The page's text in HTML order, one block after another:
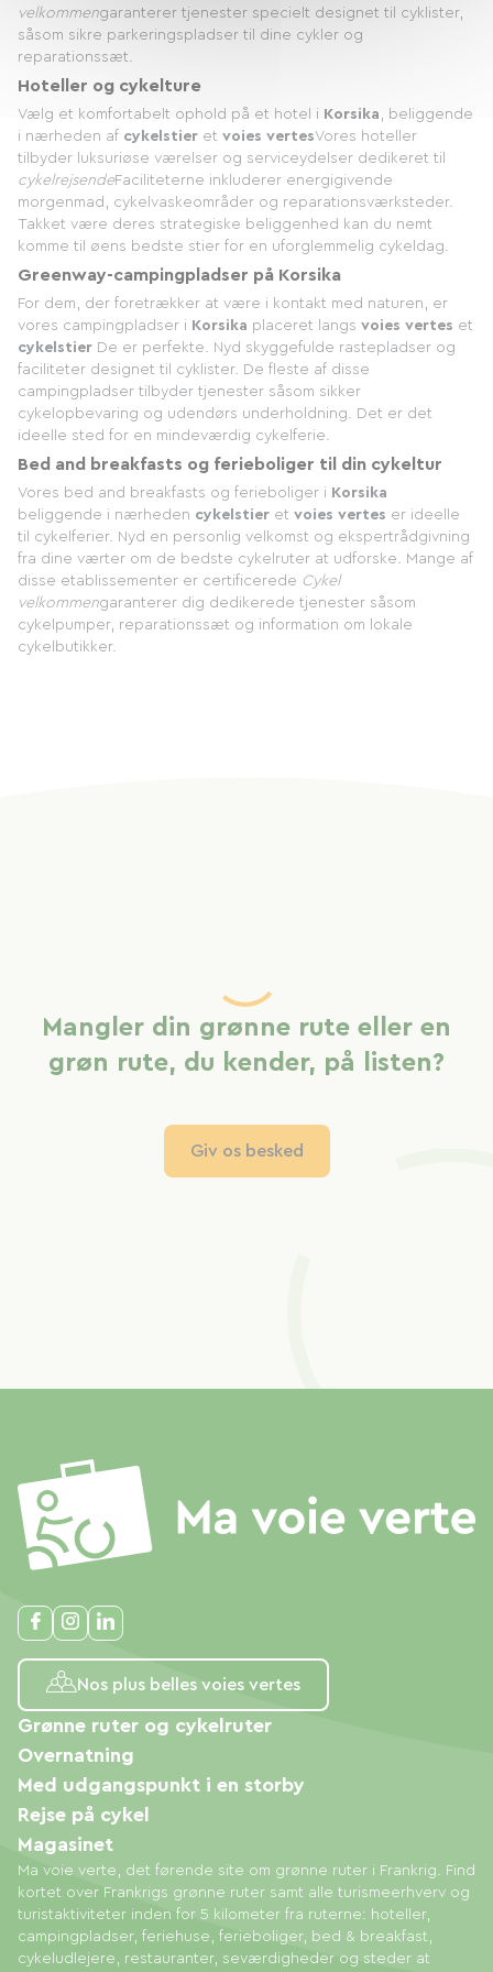
velkommengaranterer tjenester specielt designet til cyklister,
såsom sikre parkeringspladser til dine cykler og
reparationssæt.
Hoteller og cykelture
Vælg et komfortabelt ophold på et hotel i Korsika , beliggende
i nærheden af cykelstier et voies vertesVores hoteller
tilbyder luksuriøse værelser og serviceydelser dedikeret til
cykelrejsendeFaciliteterne inkluderer energigivende
morgenmad, cykelvaskeområder og reparationsværksteder.
Takket være deres strategiske beliggenhed kan du nemt
komme til øens bedste stier for en uforglemmelig cykeldag.
Greenway-campingpladser på Korsika
For dem, der foretrækker at være i kontakt med naturen, er
vores campingpladser i Korsika placeret langs voies vertes et
cykelstier De er perfekte. Nyd skyggefulde rastepladser og
faciliteter designet til cyklister. De fleste af disse
campingpladser tilbyder tjenester såsom sikker
cykelopbevaring og udendørs underholdning. Det er det
ideelle sted for en mindeværdig cykelferie.
Bed and breakfasts og ferieboliger til din cykeltur
Vores bed and breakfasts og ferieboliger i Korsika
beliggende i nærheden cykelstier et voies vertes er ideelle
til cykelferier. Nyd en personlig velkomst og ekspertrådgivning
fra dine værter om de bedste cykelruter at udforske. Mange af
disse etablissementer er certificerede Cykel
velkommengaranterer dig dedikerede tjenester såsom
cykelpumper, reparationssæt og information om lokale
cykelbutikker.
Mangler din grønne rute eller en
grøn rute, du kender, på listen?
Giv os besked
Nos plus belles voies vertes
Ma voie verte, det førende site om grønne ruter i Frankrig. Find
kortet over Frankrigs grønne ruter samt alle turismeerhverv og
turistaktiviteter inden for 5 kilometer fra ruterne: hoteller,
campingpladser, feriehuse, ferieboliger, bed & breakfast,
cykeludlejere, restauranter, seværdigheder og steder at
Grønne ruter og cykelruter
Overnatning
Med udgangspunkt i en storby
Rejse på cykel
Magasinet